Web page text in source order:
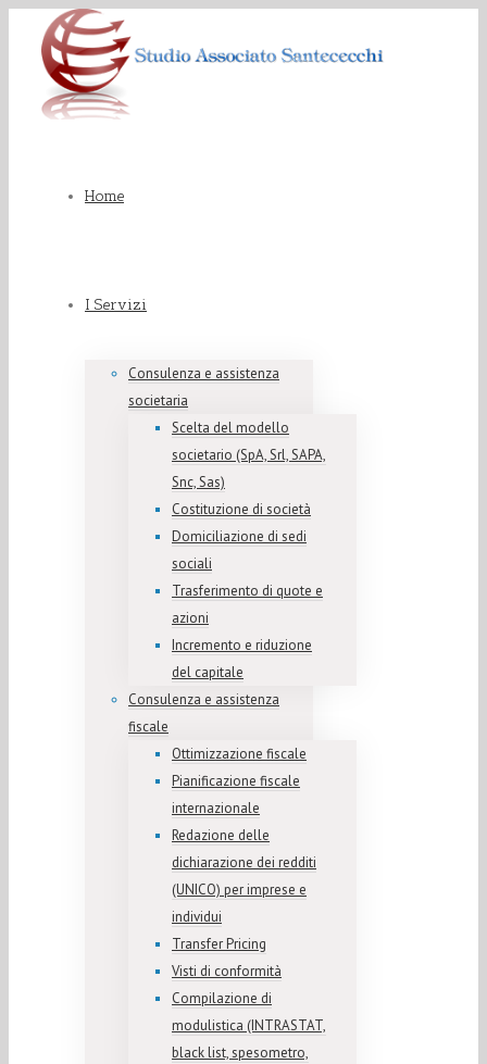
Home
I Servizi
Consulenza e assistenza
societaria
Scelta del modello
societario (SpA, Srl, SAPA,
Snc, Sas)
Costituzione di società
Domiciliazione di sedi
sociali
Trasferimento di quote e
azioni
Incremento e riduzione
del capitale
Consulenza e assistenza
fiscale
Ottimizzazione fiscale
Pianificazione fiscale
internazionale
Redazione delle
dichiarazione dei redditi
(UNICO) per imprese e
individui
Transfer Pricing
Visti di conformità
Compilazione di
modulistica (INTRASTAT,
black list, spesometro,